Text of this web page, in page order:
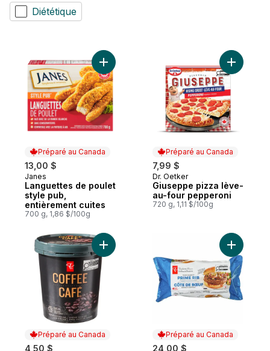
Diététique
Préparé au Canada
13,00 $
Préparé au Canada
Janes
Languettes de poulet
style pub,
entièrement cuites
700 g, 1,86 $/100g
Ajouter Languettes de poulet style pub,
Préparé au Canada
7,99 $
Préparé au Canada
Dr. Oetker
Giuseppe pizza lève-
au-four pepperoni
720 g, 1,11 $/100g
Ajouter
Préparé au Canada
4,50 $
Ajouter Crème glacée au café au panier
Préparé au Canada
24,00 $
Ajouter